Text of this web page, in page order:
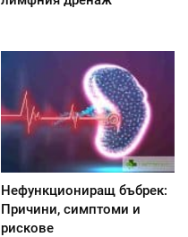
Нефункциониращ бъбрек:
Причини, симптоми и
рискове